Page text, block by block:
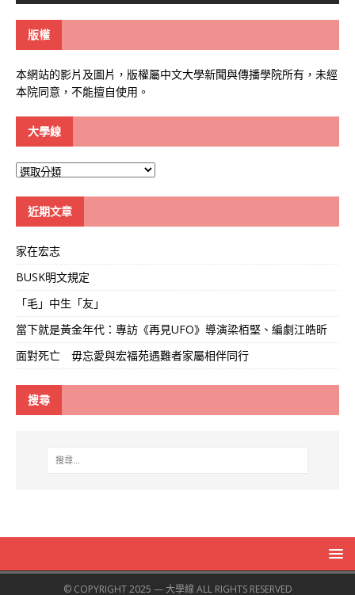
版權
本網站的影片及圖片，版權屬中文大學新聞與傳播學院所有，未經
本院同意，不能擅自使用。
大學線
大
近期文章
家在宏志
BUSK明文規定
「毛」中生「友」
當下就是黃金年代：專訪《再見UFO》導演梁栢堅、編劇江皓昕
面對死亡 毋忘愛與宏福苑遇難者家屬相伴同行
搜尋
© COPYRIGHT 2025 — 大學線 ALL RIGHTS RESERVED